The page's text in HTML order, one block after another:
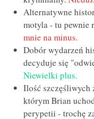
Alternatywne
motyla - tu pewnie
mnie na minus.
Dobór wydarzeń
decyduje się
Niewielki plus.
Ilość
którym Brian
perypetii - trochę